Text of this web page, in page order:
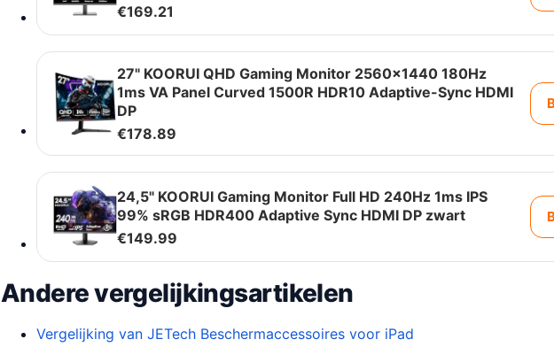
€169.21
27" KOORUI QHD Gaming Monitor 2560×1440 180Hz
1ms VA Panel Curved 1500R HDR10 Adaptive-Sync HDMI
DP
€178.89
24,5" KOORUI Gaming Monitor Full HD 240Hz 1ms IPS
99% sRGB HDR400 Adaptive Sync HDMI DP zwart
€149.99
Andere vergelijkingsartikelen
Vergelijking van JETech Beschermaccessoires voor iPad